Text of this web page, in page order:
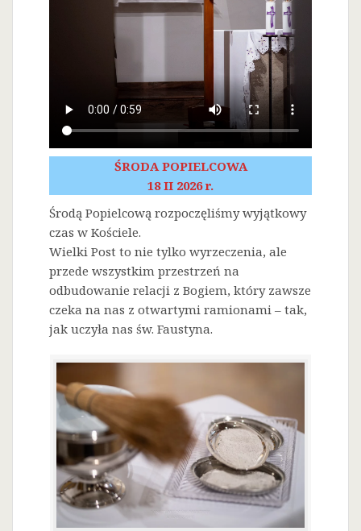
ŚRODA POPIELCOWA
18 II 2026 r.
Środą Popielcową rozpoczęliśmy wyjątkowy
czas w Kościele.
Wielki Post to nie tylko wyrzeczenia, ale
przede wszystkim przestrzeń na
odbudowanie relacji z Bogiem, który zawsze
czeka na nas z otwartymi ramionami – tak,
jak uczyła nas św. Faustyna.